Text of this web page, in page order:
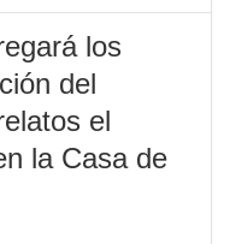
los
del
el
la Casa de